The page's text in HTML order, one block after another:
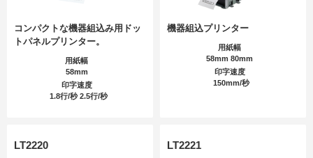
コンパクトな機器組込み用ドッ
トパネルプリンター。
用紙幅
58mm
印字速度
1.8行/秒 2.5行/秒
機器組込プリンター
用紙幅
58mm 80mm
印字速度
150mm/秒
LT2220 LT2221